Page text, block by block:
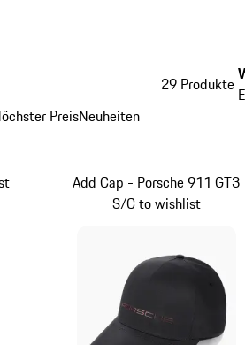
PreisNeuheiten
29 Produkte
Add Cap - Porsche 911 GT3
S/C to wishlist